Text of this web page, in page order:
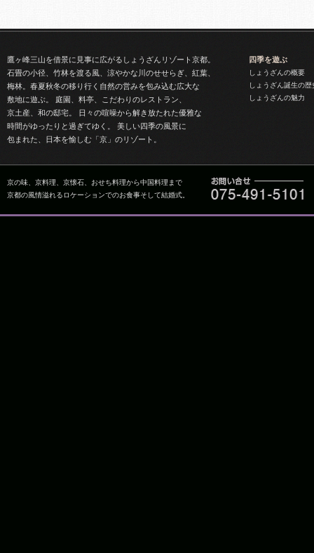
鷹ヶ峰三山を借景に見事に広がるしょうざんリゾート京都。
石畳の小径、竹林を渡る風、涼やかな川のせせらぎ、紅葉、
梅林。春夏秋冬の移り行く自然の営みを包み込む広大な
敷地に遊ぶ。 庭園、料亭、こだわりのレストラン、
京土産、和の邸宅。 日々の喧噪から解き放たれた優雅な
時間がゆったりと過ぎてゆく。 美しい四季の風景に
包まれた、日本を愉しむ「京」のリゾート。
四季を遊ぶ
しょうざんの概要
しょうざん誕生の歴
しょうざんの魅力
京の味、京料理、京懐石、おせち料理から中国料理まで
京都の風情溢れるロケーションでのお食事そして結婚式。